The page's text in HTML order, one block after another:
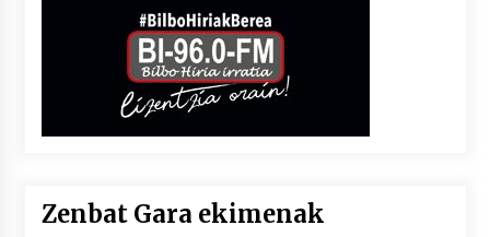
Zenbat Gara ekimenak